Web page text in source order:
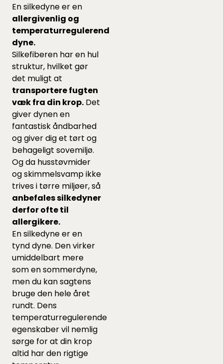
En silkedyne er en
allergivenlig og
temperaturregulerende
dyne.
Silkefiberen har en hul
struktur, hvilket gør
det muligt at
transportere fugten
væk fra din krop. Det
giver dynen en
fantastisk åndbarhed
og giver dig et tørt og
behageligt sovemiljø.
Og da husstøvmider
og skimmelsvamp ikke
trives i tørre miljøer, så
anbefales silkedyner
derfor ofte til
allergikere.
En silkedyne er en
tynd dyne. Den virker
umiddelbart mere
som en sommerdyne,
men du kan sagtens
bruge den hele året
rundt. Dens
temperaturregulerende
egenskaber vil nemlig
sørge for at din krop
altid har den rigtige